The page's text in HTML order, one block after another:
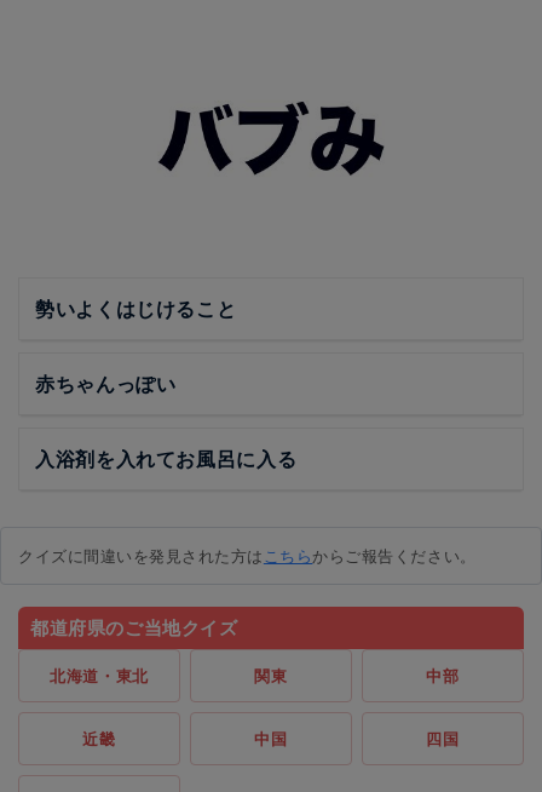
勢いよくはじけること
赤ちゃんっぽい
入浴剤を入れてお風呂に入る
クイズに間違いを発見された方はこちらからご報告ください。
都道府県のご当地クイズ
北海道・東北 関東 中部
近畿 中国 四国